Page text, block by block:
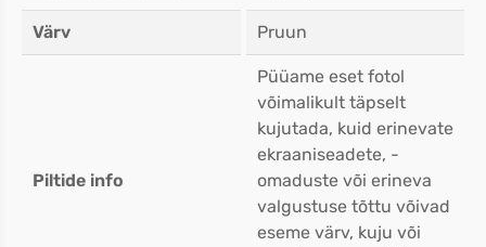
Värv Pruun
Piltide info
Püüame eset fotol
võimalikult täpselt
kujutada, kuid erinevate
ekraaniseadete, -
omaduste või erineva
valgustuse tõttu võivad
eseme värv, kuju või